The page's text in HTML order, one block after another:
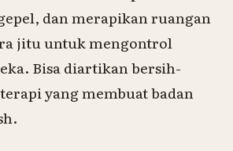
dan merapikan ruangan
jitu untuk mengontrol
Bisa diartikan bersih-
yang membuat badan